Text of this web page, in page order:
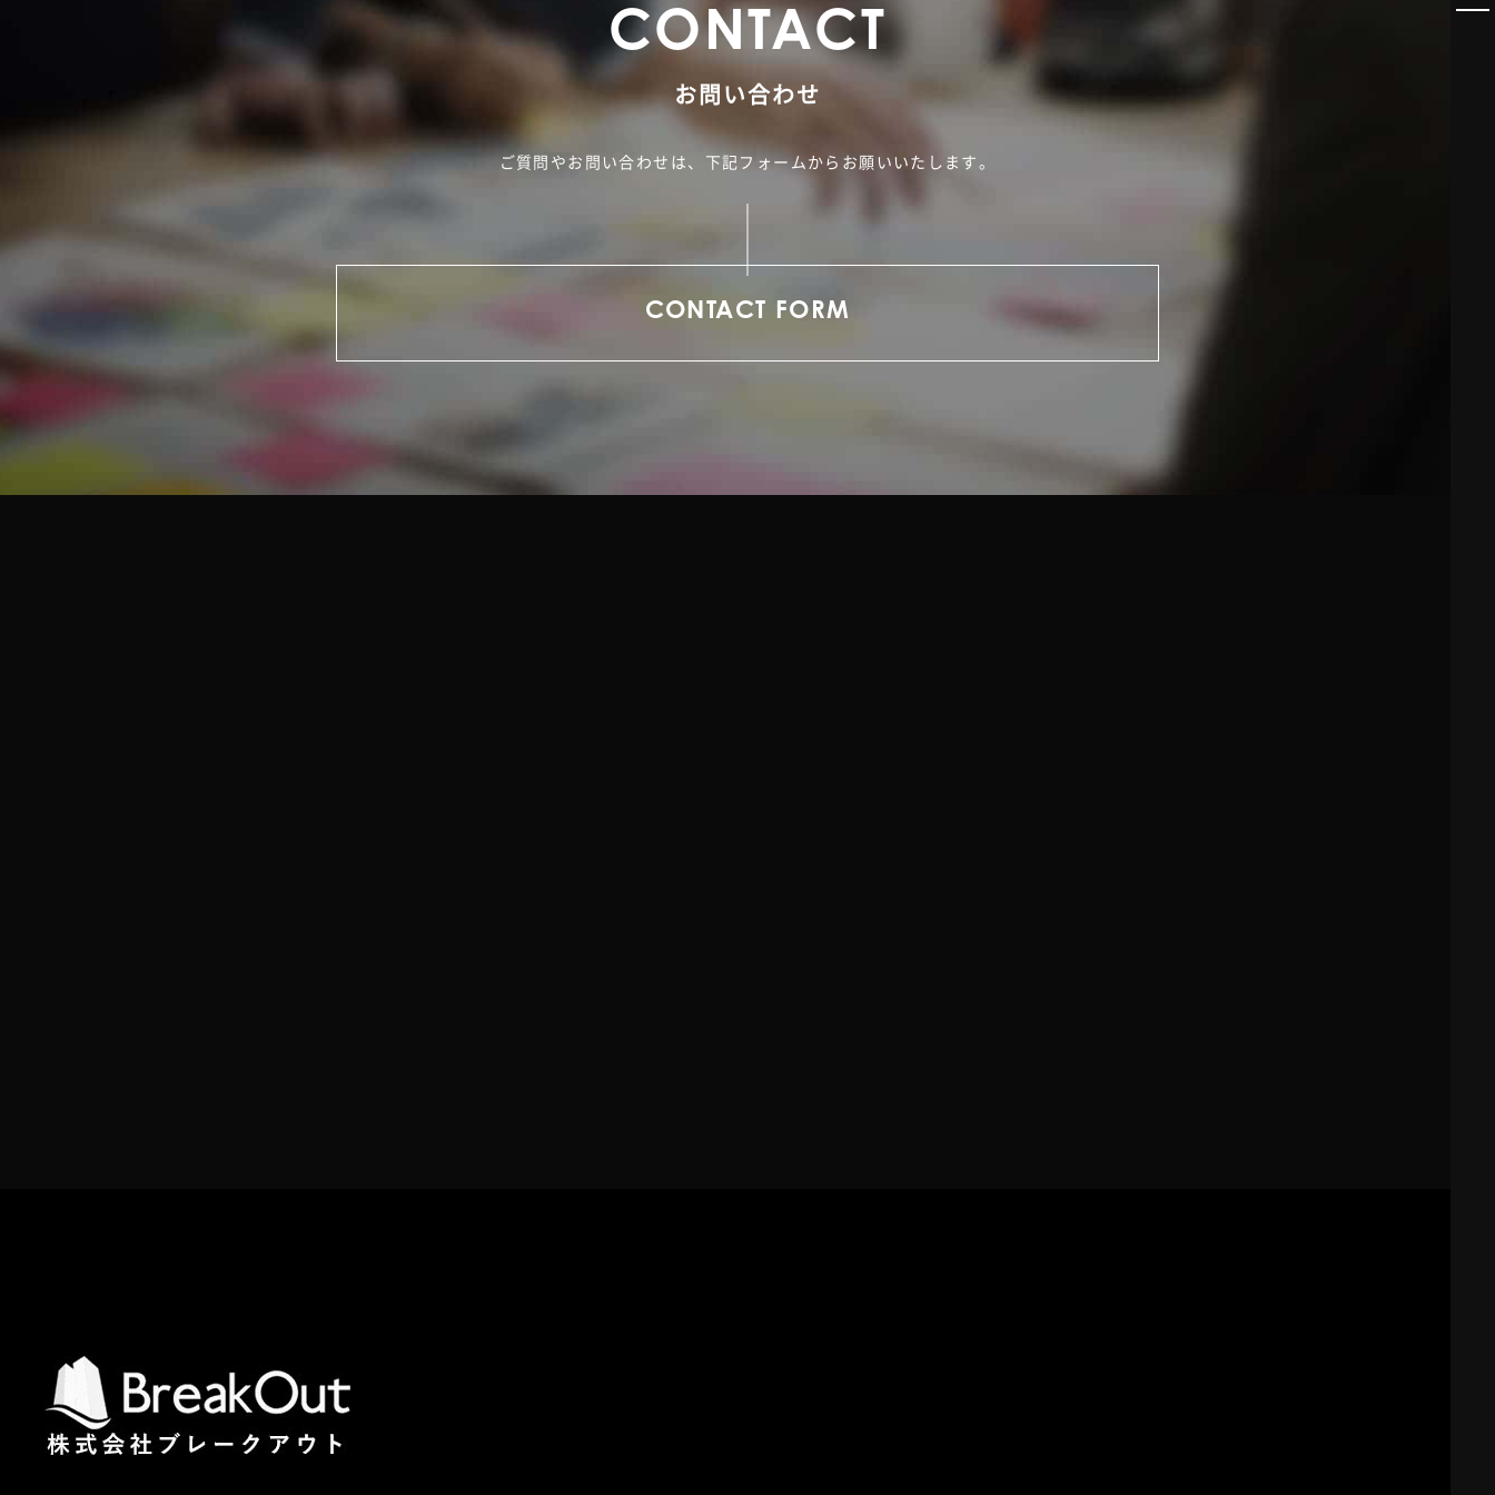
CONTACT
お問い合わせ
ご質問やお問い合わせは、 下記フォームからお願いいたします。
CONTACT FORM